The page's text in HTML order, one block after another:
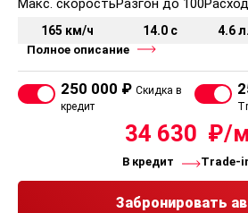
Макс. скорость
165 км/ч
Разгон до 100
14.0 с
Расход
4.6
Полное описание
250 000 ₽ Скидка в
кредит
34 630
В кредит Trade-
Забронировать